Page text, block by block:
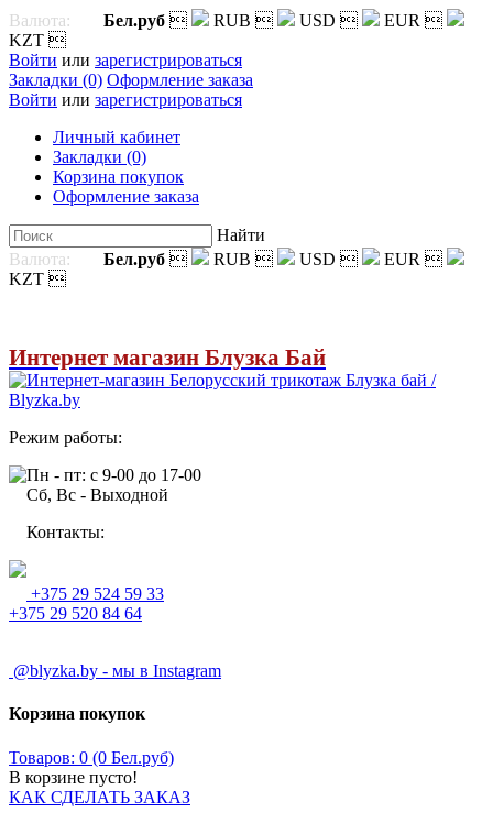
Валюта: Бел.руб  RUB  USD  EUR 
KZT 
Войти или зарегистрироваться
Закладки (0) Оформление заказа
Войти или зарегистрироваться
Личный кабинет
Закладки (0)
Корзина покупок
Оформление заказа
Найти
Валюта:
Бел.руб  RUB  USD  EUR 
KZT 
Интернет магазин Блузка Бай
Режим работы:
Пн - пт: с 9-00 до 17-00
Сб, Вс - Выходной
Контакты:
+375 29 524 59 33
+375 29 520 84 64
@blyzka.by - мы в Instagram
Корзина покупок
Товаров: 0 (0 Бел.руб)
В корзине пусто!
КАК СДЕЛАТЬ ЗАКАЗ